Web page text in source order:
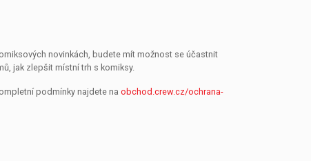
novinkách, budete mít možnost se účastnit
jak zlepšit místní trh s komiksy.
podmínky najdete na obchod.crew.cz/ochrana-